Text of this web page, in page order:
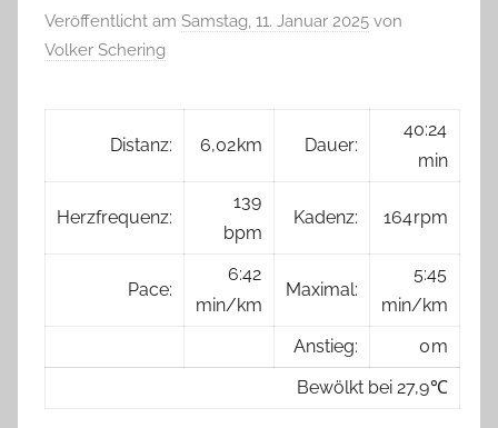
Veröffentlicht am Samstag, 11. Januar 2025 von
Volker Schering
Distanz: 6,02 km Dauer:
40:24
min
Herzfrequenz:
139
bpm
Kadenz: 164 rpm
Pace:
6:42
min/km
Maximal:
5:45
min/km
Anstieg:
0 m
Bewölkt bei 27,9 ℃